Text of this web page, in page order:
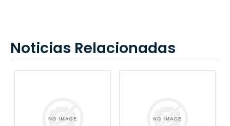
Noticias Relacionadas